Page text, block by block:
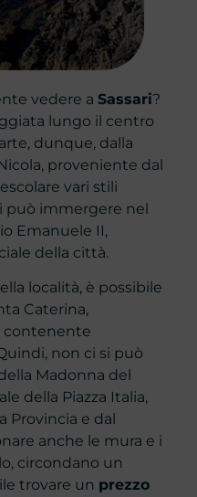
vedere a Sassari?
lungo il centro
dunque, dalla
proveniente dal
vari stili
può immergere nel
Emanuele II,
della città.
località, è possibile
Caterina,
contenente
non ci si può
Madonna del
della Piazza Italia,
Provincia e dal
anche le mura e i
circondano un
trovare un prezzo